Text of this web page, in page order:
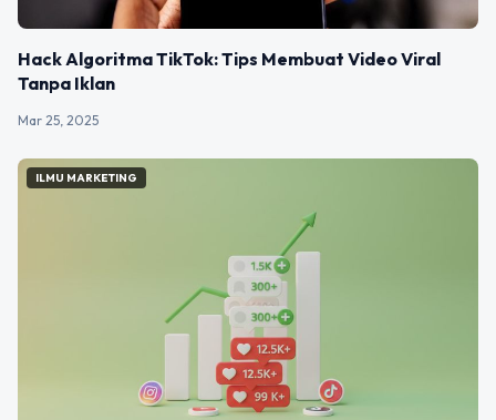
Hack Algoritma TikTok: Tips Membuat Video Viral
Tanpa Iklan
Mar 25, 2025
ILMU MARKETING